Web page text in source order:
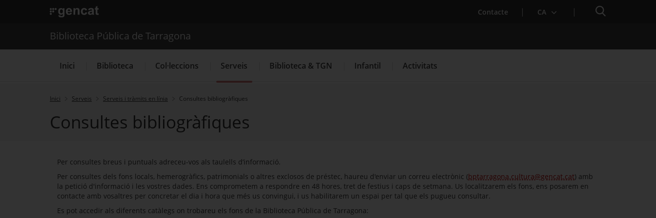
. Obre en una nova finestra. Contacte CA Cercador
Cercador
Biblioteca Pública de Tarragona
Inici Biblioteca Col·leccions Serveis Biblioteca & TGN Infantil Activitats
. Obre en una nova finestra.
Inici Serveis Serveis i tràmits en línia Consultes bibliogràfiques
Consultes bibliogràfiques
Per consultes breus i puntuals adreceu-vos als taulells d’informació.
Per consultes dels fons locals, hemerogràfics, patrimonials o altres exclosos de préstec, haureu d'enviar un correu electrònic (bptarragona.cultura@gencat.cat) amb
la petició d'informació i les vostres dades. Ens comprometem a respondre en 48 hores, tret de festius i caps de setmana. Us localitzarem els fons, ens posarem en
contacte amb vosaltres per concretar el dia i hora que més us convingui, i us habilitarem un espai per tal que els pugueu consultar.
Es pot accedir als diferents catàlegs on trobareu els fons de la Biblioteca Pública de Tarragona: